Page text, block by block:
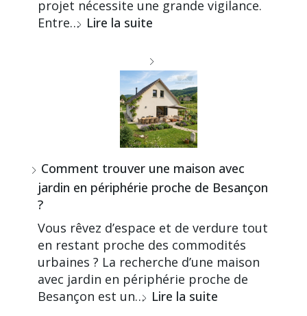
projet nécessite une grande vigilance.
Entre… Lire la suite
Comment trouver une maison avec
jardin en périphérie proche de Besançon
?
Vous rêvez d’espace et de verdure tout
en restant proche des commodités
urbaines ? La recherche d’une maison
avec jardin en périphérie proche de
Besançon est un… Lire la suite